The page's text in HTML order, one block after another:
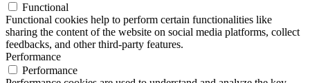
Functional
Functional cookies help to perform certain functionalities like
sharing the content of the website on social media platforms, collect
feedbacks, and other third-party features.
Performance
Performance